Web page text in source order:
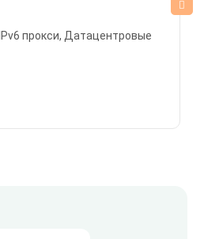
прокси, Датацентровые